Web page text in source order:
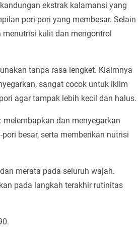
ekstrak kalamansi yang
pori-pori yang membesar. Selain
kulit dan mengontrol
tanpa rasa lengket. Klaimnya
sangat cocok untuk iklim
agar tampak lebih kecil dan halus.
dan menyegarkan
besar, serta memberikan nutrisi
merata pada seluruh wajah.
pada langkah terakhir rutinitas